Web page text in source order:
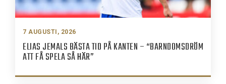
7 AUGUSTI, 2026
ELIAS JEMALS BÄSTA TID PÅ KANTEN – “BARNDOMSDRÖM
ATT FÅ SPELA SÅ HÄR”